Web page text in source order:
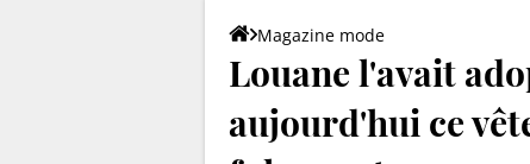
Magazine mode
Louane l'avait
aujourd'hui ce